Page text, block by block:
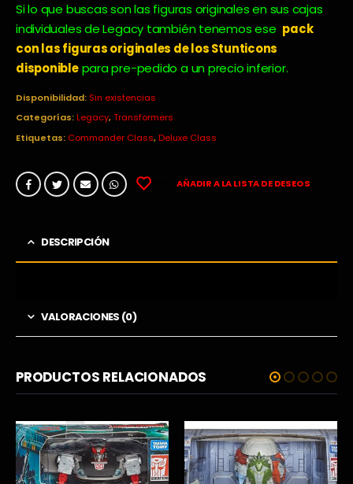
Si lo que buscas son las figuras originales en sus cajas
individuales de Legacy también tenemos ese pack
con las figuras originales de los Stunticons
disponiblepara pre-pedido a un precio inferior.
Disponibilidad: Sin existencias
Categorías:Legacy,Transformers
Etiquetas: Commander Class,Deluxe Class
AÑADIR A LA LISTA DE DESEOS
DESCRIPCIÓN
VALORACIONES (0)
PRODUCTOS RELACIONADOS